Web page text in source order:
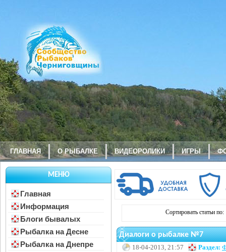
ГЛАВНАЯ О РЫБАЛКЕ ВИДЕОРОЛИКИ ИГРЫ
МЕНЮ
Главная
Информация
Блоги бывалых
Рыбалка на Десне
Рыбалка на Днепре
Сортировать статьи по:
Диалоги о рыбалке №7
18-04-2013, 21:57 Раздел: